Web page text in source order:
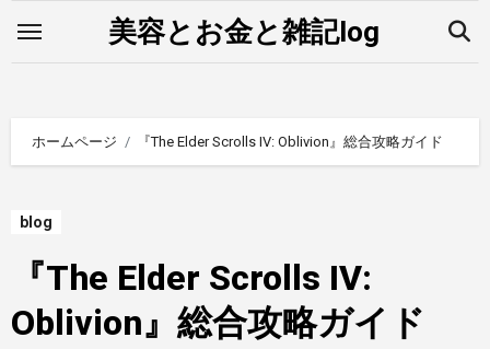
ッ
美容とお金と雑記log
ホームページ 『The Elder Scrolls IV: Oblivion』総合攻略ガイド
blog
『The Elder Scrolls IV:
Oblivion』総合攻略ガイド